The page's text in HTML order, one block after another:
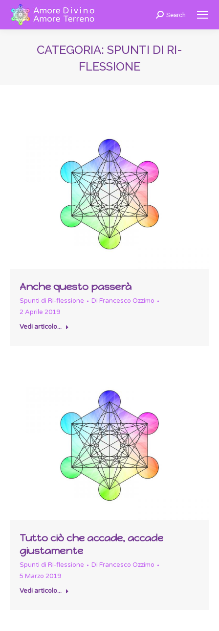
Cerca:Search
CATEGORIA: SPUNTI DI RI-
FLESSIONE
Anche questo passerà
Spunti di Ri-flessione Di Francesco Ozzimo
2 Aprile 2019
Vedi articolo...
Tutto ciò che accade, accade
giustamente
Spunti di Ri-flessione Di Francesco Ozzimo
5 Marzo 2019
Vedi articolo...